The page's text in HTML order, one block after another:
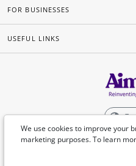
We use cookies to improve your
marketing purposes. To learn
FOR BUSINESSES
USEFUL LINKS